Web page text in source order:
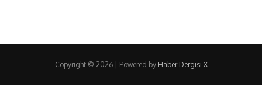
Copyright © 2026 | Powered by Haber Dergisi X